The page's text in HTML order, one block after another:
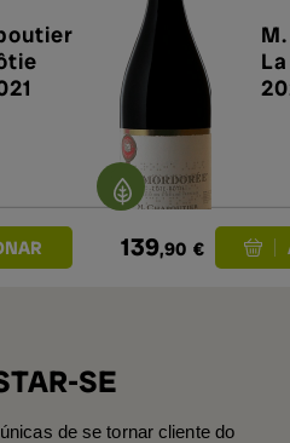
139,90 €
SE
de se tornar cliente do